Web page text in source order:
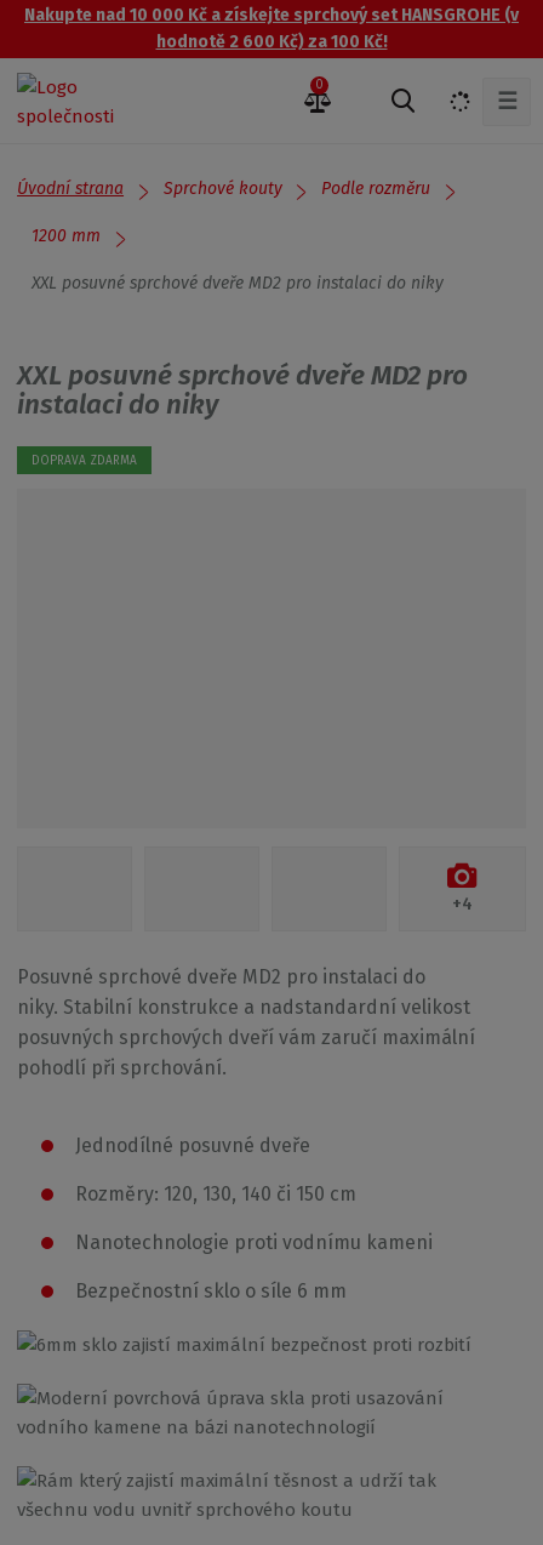
Nakupte nad 10 000 Kč a získejte sprchový set HANSGROHE (v
hodnotě 2 600 Kč) za 100 Kč!
t
0
☰
Úvodní strana Sprchové kouty Podle rozměru
1200 mm
XXL posuvné sprchové dveře MD2 pro instalaci do niky
XXL posuvné sprchové dveře MD2 pro
instalaci do niky
DOPRAVA ZDARMA
+4
Posuvné sprchové dveře MD2 pro instalaci do
niky. Stabilní konstrukce a nadstandardní velikost
posuvných sprchových dveří vám zaručí maximální
pohodlí při sprchování.
Jednodílné posuvné dveře
Rozměry: 120, 130, 140 či 150 cm
Nanotechnologie proti vodnímu kameni
Bezpečnostní sklo o síle 6 mm